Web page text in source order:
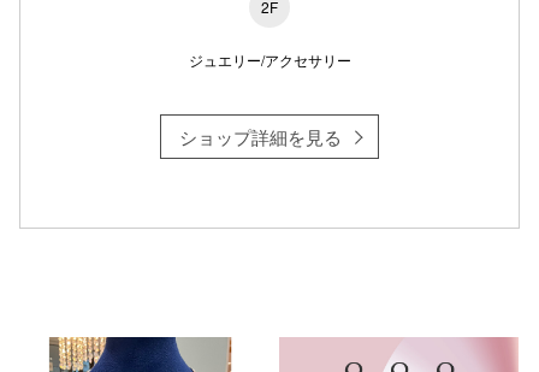
2F
ジュエリー/アクセサリー
ショップ詳細を見る